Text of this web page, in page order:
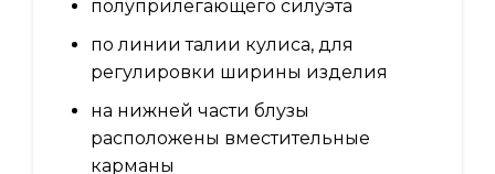
полуприлегающего силуэта
по линии талии кулиса, для
регулировки ширины изделия
на нижней части блузы
расположены вместительные
карманы